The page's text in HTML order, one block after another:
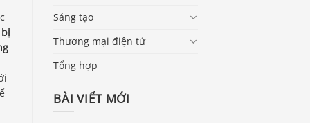
Sáng tạo
Thương mại điện tử
Tổng hợp
BÀI VIẾT MỚI